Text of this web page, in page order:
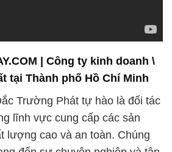
Trường Phát tự hào là đối tác
lĩnh vực cung cấp các sản
lượng cao và an toàn. Chúng
đến sự chuyên nghiệp và tận
mà chúng tôi cung cấp. Với
trong ngành công nghiệp
hiểu rõ những yêu cầu và mong
Chúng tôi cam kết đáp ứng